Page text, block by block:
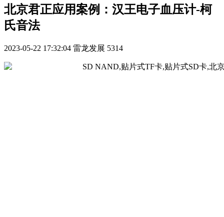
北京君正应用案例：汉王电子血压计-柯
氏音法
2023-05-22 17:32:04 雷龙发展 5314